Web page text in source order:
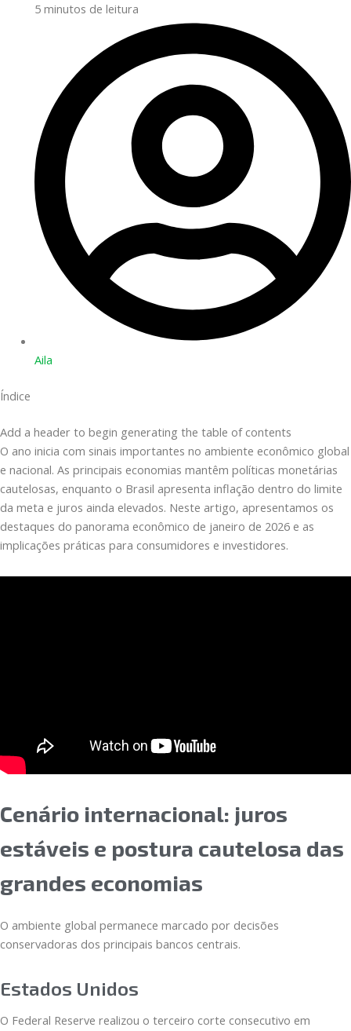
5 minutos de leitura
Aila
Índice
Add a header to begin generating the table of contents
O ano inicia com sinais importantes no ambiente econômico global
e nacional. As principais economias mantêm políticas monetárias
cautelosas, enquanto o Brasil apresenta inflação dentro do limite
da meta e juros ainda elevados. Neste artigo, apresentamos os
destaques do panorama econômico de janeiro de 2026 e as
implicações práticas para consumidores e investidores.
Cenário internacional: juros
estáveis e postura cautelosa das
grandes economias
O ambiente global permanece marcado por decisões
conservadoras dos principais bancos centrais.
Estados Unidos
O Federal Reserve realizou o terceiro corte consecutivo em